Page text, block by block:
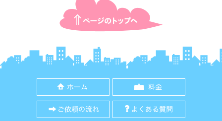
ご依頼の流れ